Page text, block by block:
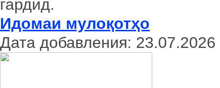
гардид.
Идомаи мулоқотҳо
Дата добавления: 23.07.2026